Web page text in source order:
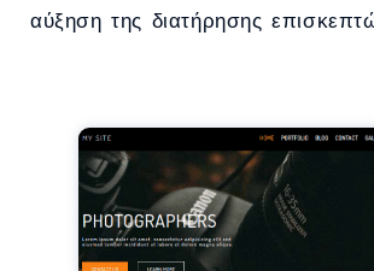
αύξηση της διατήρησης